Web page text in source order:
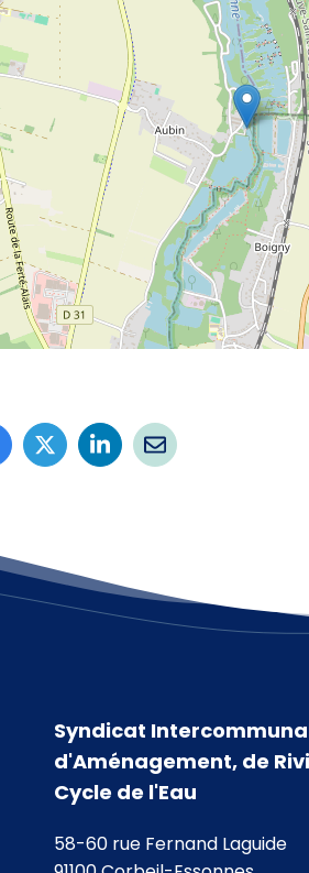
Syndicat
d'Aménagement, de
Cycle de l'Eau
58-60 rue Fernand Laguide